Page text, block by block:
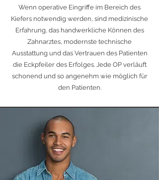
Wenn operative Eingriffe im Bereich des
Kiefers notwendig werden, sind medizinische
Erfahrung, das handwerkliche Können des
Zahnarztes, modernste technische
Ausstattung und das Vertrauen des Patienten
die Eckpfeiler des Erfolges. Jede OP verläuft
schonend und so angenehm wie möglich für
den Patienten.